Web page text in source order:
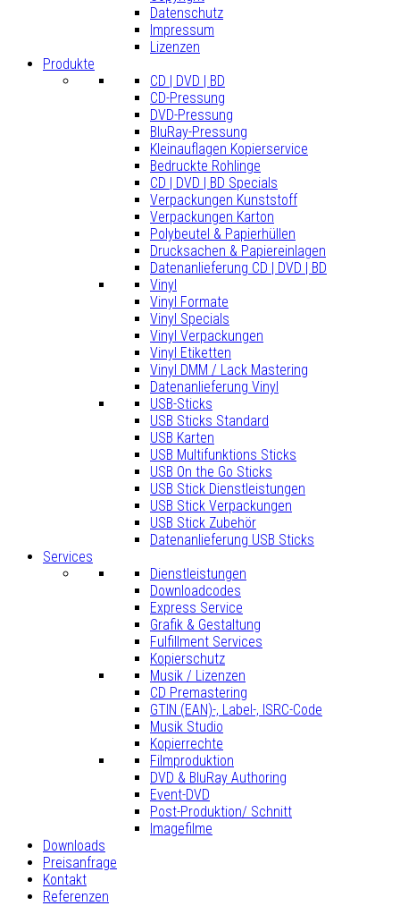
Datenschutz
Impressum
Lizenzen
Produkte
CD | DVD | BD
CD-Pressung
DVD-Pressung
BluRay-Pressung
Kleinauflagen Kopierservice
Bedruckte Rohlinge
CD | DVD | BD Specials
Verpackungen Kunststoff
Verpackungen Karton
Polybeutel & Papierhüllen
Drucksachen & Papiereinlagen
Datenanlieferung CD | DVD | BD
Vinyl
Vinyl Formate
Vinyl Specials
Vinyl Verpackungen
Vinyl Etiketten
Vinyl DMM / Lack Mastering
Datenanlieferung Vinyl
USB-Sticks
USB Sticks Standard
USB Karten
USB Multifunktions Sticks
USB On the Go Sticks
USB Stick Dienstleistungen
USB Stick Verpackungen
USB Stick Zubehör
Datenanlieferung USB Sticks
Services
Dienstleistungen
Downloadcodes
Express Service
Grafik & Gestaltung
Fulfillment Services
Kopierschutz
Musik / Lizenzen
CD Premastering
GTIN (EAN)-, Label-, ISRC-Code
Musik Studio
Kopierrechte
Filmproduktion
DVD & BluRay Authoring
Event-DVD
Post-Produktion/ Schnitt
Imagefilme
Downloads
Preisanfrage
Kontakt
Referenzen